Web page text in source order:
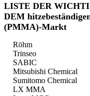
LISTE DER
DEM
(PMMA)-Markt
Röhm
Trinseo
SABIC
Mitsubishi Chemical
Sumitomo Chemical
LX MMA